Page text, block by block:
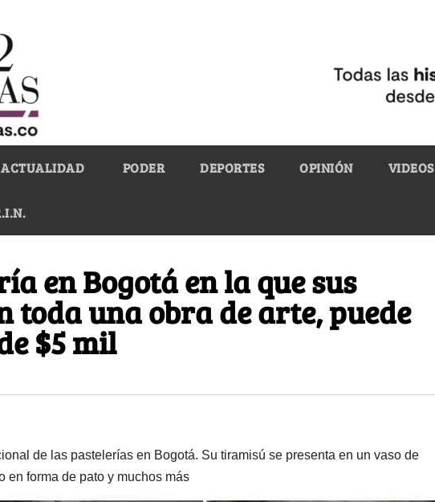
ACTUALIDAD PODER DEPORTES OPINIÓN VIDEOS
en Bogotá en la que sus
toda una obra de arte, puede
$5 mil
de las pastelerías en Bogotá. Su tiramisú se presenta en un vaso de
en forma de pato y muchos más